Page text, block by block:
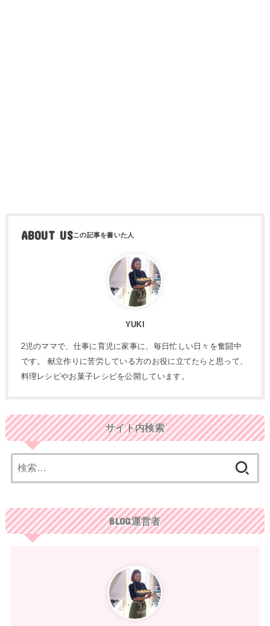
ABOUT US
YUKI
2児のママで、仕事に育児に家事に、毎日忙しい日々を奮闘中
です。 献立作りに苦労している方のお役に立てたらと思って、
料理レシピやお菓子レシピを公開しています。
サイト内検索
索:
BLOG運営者